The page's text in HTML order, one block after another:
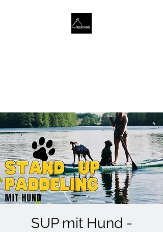
SUP mit Hund -